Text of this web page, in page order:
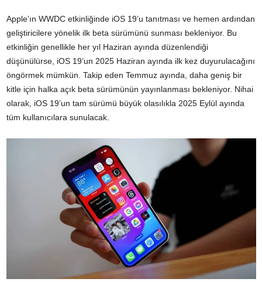
Apple’ın WWDC etkinliğinde iOS 19’u tanıtması ve hemen ardından
geliştiricilere yönelik ilk beta sürümünü sunması bekleniyor. Bu
etkinliğin genellikle her yıl Haziran ayında düzenlendiği
düşünülürse, iOS 19’un 2025 Haziran ayında ilk kez duyurulacağını
öngörmek mümkün. Takip eden Temmuz ayında, daha geniş bir
kitle için halka açık beta sürümünün yayınlanması bekleniyor. Nihai
olarak, iOS 19’un tam sürümü büyük olasılıkla 2025 Eylül ayında
tüm kullanıcılara sunulacak.